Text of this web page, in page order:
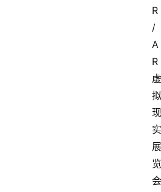
R
/
A
R
虚
拟
现
实
展
览
会